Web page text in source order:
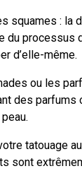
squames : la
du processus
d’elle-même.
ou les
des parfums
tatouage
sont